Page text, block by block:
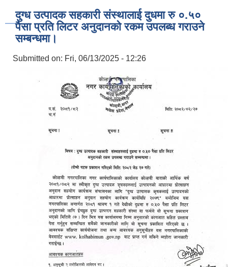
दुग्ध उत्पादक सहकारी संस्थालाई दुधमा रु ०.५०
पैसा प्रति लिटर अनुदानकाे रकम उपलब्ध गराउने
सम्बन्धमा।
Submitted on: Fri, 06/13/2025 - 12:26